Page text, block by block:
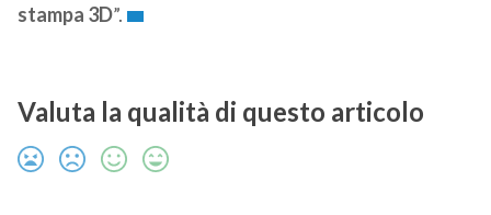
stampa 3D”.
Valuta la qualità di questo articolo